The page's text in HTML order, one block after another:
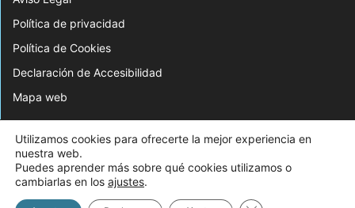
Política de privacidad
Política de Cookies
Declaración de Accesibilidad
Mapa web
Alicante
Utilizamos cookies para ofrecerte la mejor experiencia en
nuestra web.
Puedes aprender más sobre qué cookies utilizamos o
cambiarlas en los ajustes.